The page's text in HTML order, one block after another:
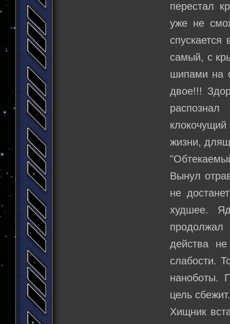
перестал
уже не
самый, с
шипами на
двое!!!
жизни,
Вынул
не
худшее.
продолжал
действа
слабости.
наноботы.
цель
Хищник